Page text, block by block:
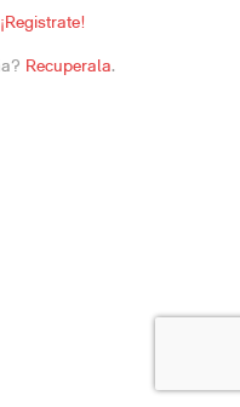
¡Registrate!
Recuperala.